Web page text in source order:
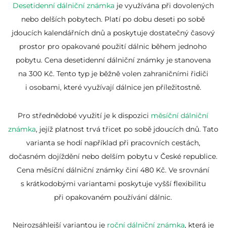
Desetidenní dálniční známka je využívána při dovolených
nebo delších pobytech. Platí po dobu deseti po sobě
jdoucích kalendářních dnů a poskytuje dostatečný časový
prostor pro opakované použití dálnic během jednoho
pobytu. Cena desetidenní dálniční známky je stanovena
na 300 Kč. Tento typ je běžně volen zahraničními řidiči
i osobami, které využívají dálnice jen příležitostně.
Pro střednědobé využití je k dispozici měsíční dálniční
známka, jejíž platnost trvá třicet po sobě jdoucích dnů. Tato
varianta se hodí například při pracovních cestách,
dočasném dojíždění nebo delším pobytu v České republice.
Cena měsíční dálniční známky činí 480 Kč. Ve srovnání
s krátkodobými variantami poskytuje vyšší flexibilitu
při opakovaném používání dálnic.
Nejrozsáhlejší variantou je roční dálniční známka, která je